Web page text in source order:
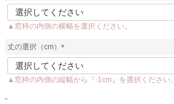
(
必
須
▲窓枠の内側の横幅を選択ください。
丈の選択（cm）
(
必
須
▲窓枠の内側の縦幅から『-1cm』を選択ください。
-